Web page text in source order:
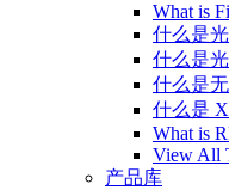
What is
什么是
什么是
什么是
什么是
What is
View All
产品库